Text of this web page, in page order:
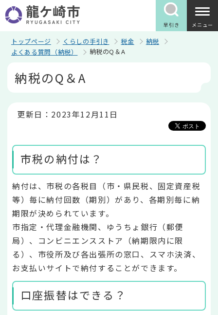
の
ペ
早引き メニュー
トップページ くらしの手引き 税金
納税
よくある質問（納税）
納税のQ＆A
納税のQ＆A
更新日：2023年12月11日
市税の納付は？
納付は、市税の各税目（市・県民税、固定資産税
等）毎に納付回数（期別）があり、各期別毎に納
期限が決められています。
市指定・代理金融機関、ゆうちょ銀行（郵便
局）、コンビニエンスストア（納期限内に限
る）、市役所及び各出張所の窓口、スマホ決済、
お支払いサイトで納付することができます。
口座振替はできる？